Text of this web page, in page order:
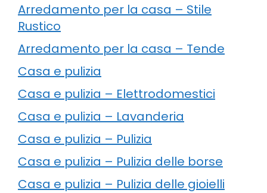
Arredamento per la casa – Stile
Rustico
Arredamento per la casa – Tende
Casa e pulizia
Casa e pulizia – Elettrodomestici
Casa e pulizia – Lavanderia
Casa e pulizia – Pulizia
Casa e pulizia – Pulizia delle borse
Casa e pulizia – Pulizia delle gioielli